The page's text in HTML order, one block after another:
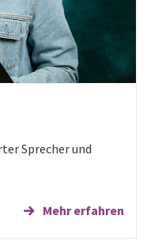
Sprecher und
Mehr erfahren